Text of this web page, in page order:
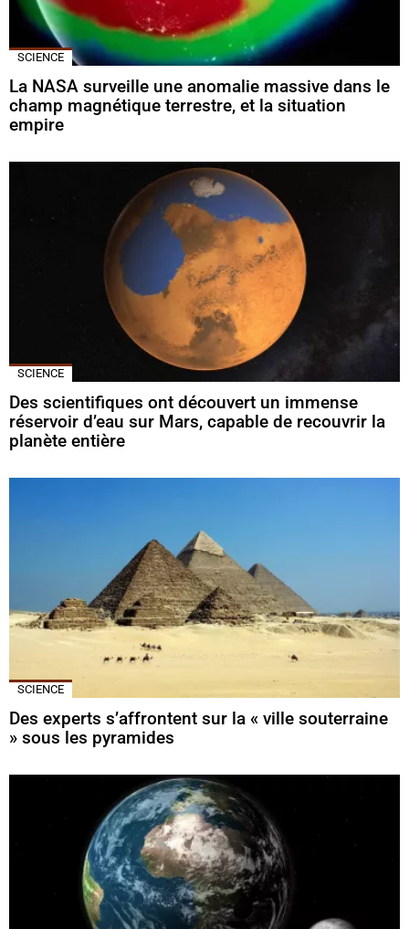
SCIENCE
La NASA surveille une anomalie massive dans le
champ magnétique terrestre, et la situation
empire
SCIENCE
Des scientifiques ont découvert un immense
réservoir d’eau sur Mars, capable de recouvrir la
planète entière
SCIENCE
Des experts s’affrontent sur la « ville souterraine
» sous les pyramides